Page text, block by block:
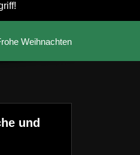
Weihnachten
und